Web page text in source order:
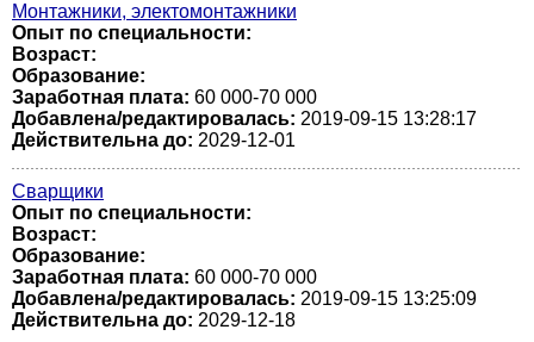
Монтажники, электомонтажники
Опыт по специальности:
Возраст:
Образование:
Заработная плата: 60 000-70 000
Добавлена/редактировалась: 2019-09-15 13:28:17
Действительна до: 2029-12-01
Сварщики
Опыт по специальности:
Возраст:
Образование:
Заработная плата: 60 000-70 000
Добавлена/редактировалась: 2019-09-15 13:25:09
Действительна до: 2029-12-18